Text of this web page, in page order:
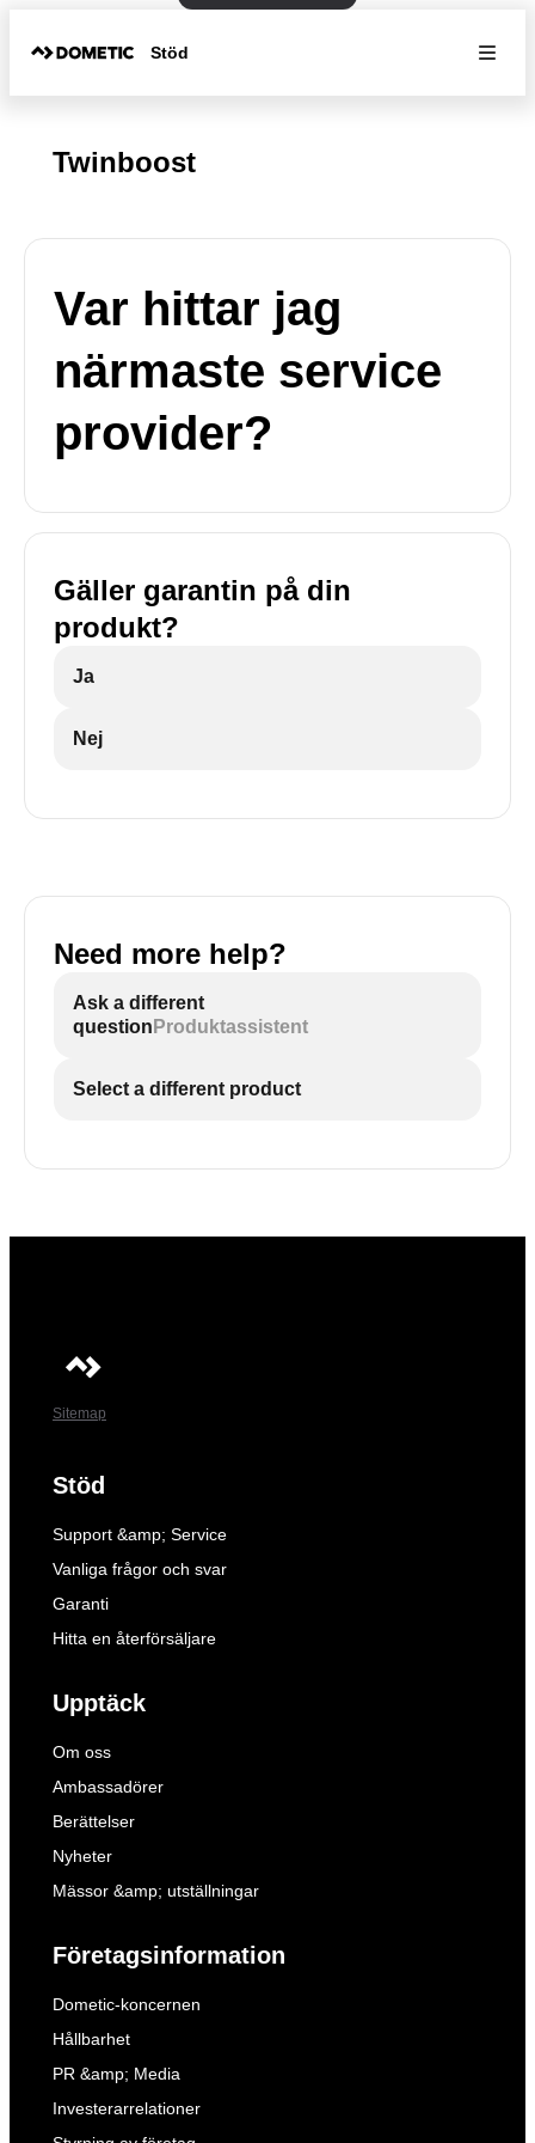
Stöd
Twinboost
Var hittar jag
närmaste service
provider?
Gäller garantin på din
produkt?
Ja
Nej
Need more help?
Ask a different
question Produktassistent
Select a different product
Sitemap
Stöd
Support &amp; Service
Vanliga frågor och svar
Garanti
Hitta en återförsäljare
Upptäck
Om oss
Ambassadörer
Berättelser
Nyheter
Mässor &amp; utställningar
Företagsinformation
Dometic-koncernen
Hållbarhet
PR &amp; Media
Investerarrelationer